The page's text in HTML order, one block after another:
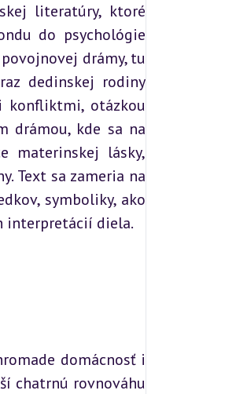
literatúry, ktoré
do psychológie
drámy, tu
dedinskej rodiny
konfliktmi, otázkou
drámou, kde sa na
materinskej lásky,
Text sa zameria na
symboliky, ako
interpretácií diela.
domácnosť i
chatrnú rovnováhu